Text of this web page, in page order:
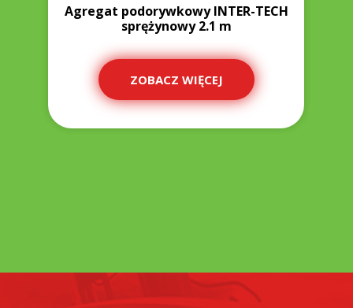
Agregat podorywkowy INTER-TECH
sprężynowy 2.1 m
ZOBACZ WIĘCEJ